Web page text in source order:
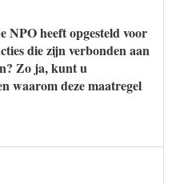
NPO heeft opgesteld voor
die zijn verbonden aan
Zo ja, kunt u
waarom deze maatregel